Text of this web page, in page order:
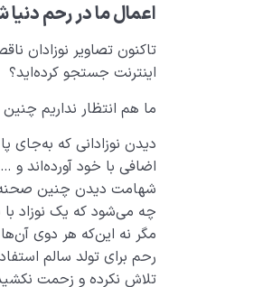
اعمال ما در رحم دنیا
تاکنون تصاویر نوزادان
اینترنت جستجو کرده‌اید؟
ما هم انتظار نداریم
دیدن نوزادانی که به‌جای
اضافی با خود آورده‌اند
شهامت دیدن چنین
چه می‌شود که یک نوزاد
مگر نه این‌که هر دوی
رحم برای تولد سالم
تلاش نکرده و زحمت